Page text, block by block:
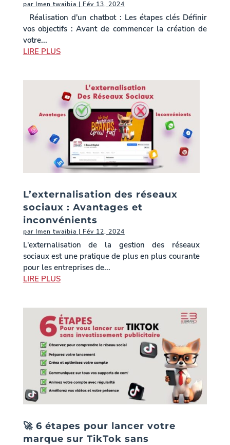
par Imen twaibia | Fév 13, 2024
Réalisation d'un chatbot : Les étapes clés Définir
vos objectifs : Avant de commencer la création de
votre...
LIRE PLUS
L’externalisation des réseaux
sociaux : Avantages et
inconvénients
par Imen twaibia | Fév 12, 2024
L'externalisation de la gestion des réseaux
sociaux est une pratique de plus en plus courante
pour les entreprises de...
LIRE PLUS
🚀 6 étapes pour lancer votre
marque sur TikTok sans